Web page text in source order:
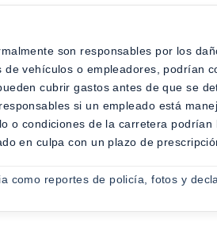
son responsables por los
de vehículos o empleadores, podrían
cubrir gastos antes de que se
si un empleado está
o condiciones de la carretera
en culpa con un plazo de
como reportes de policía, fotos y